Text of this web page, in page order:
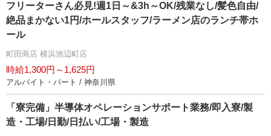
フリーターさん必見!週1日～&3h～OK/残業なし/髪色自由/
絶品まかない1円/ホールスタッフ/ラーメン店のランチ帯ホ
ール
町田商店 横浜池辺町店
時給1,300円～1,625円
アルバイト・パート / 神奈川県
「寮完備」半導体オペレーションサポート業務/即入寮/製
造・工場/日勤/日払い/工場・製造